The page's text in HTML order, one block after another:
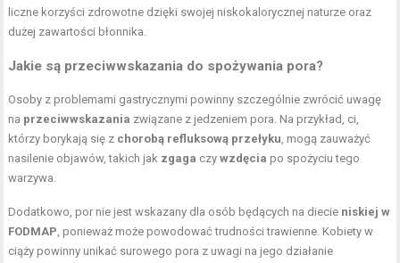
liczne korzyści zdrowotne dzięki swojej niskokalorycznej naturze oraz
dużej zawartości błonnika.
Jakie są przeciwwskazania do spożywania pora?
Osoby z problemami gastrycznymi powinny szczególnie zwrócić uwagę
na przeciwwskazania związane z jedzeniem pora. Na przykład, ci,
którzy borykają się z chorobą refluksową przełyku, mogą zauważyć
nasilenie objawów, takich jak zgaga czywzdęcia po spożyciu tego
warzywa.
Dodatkowo, por nie jest wskazany dla osób będących na diecie niskiej w
FODMAP, ponieważ może powodować trudności trawienne. Kobiety w
ciąży powinny unikać surowego pora z uwagi na jego działanie